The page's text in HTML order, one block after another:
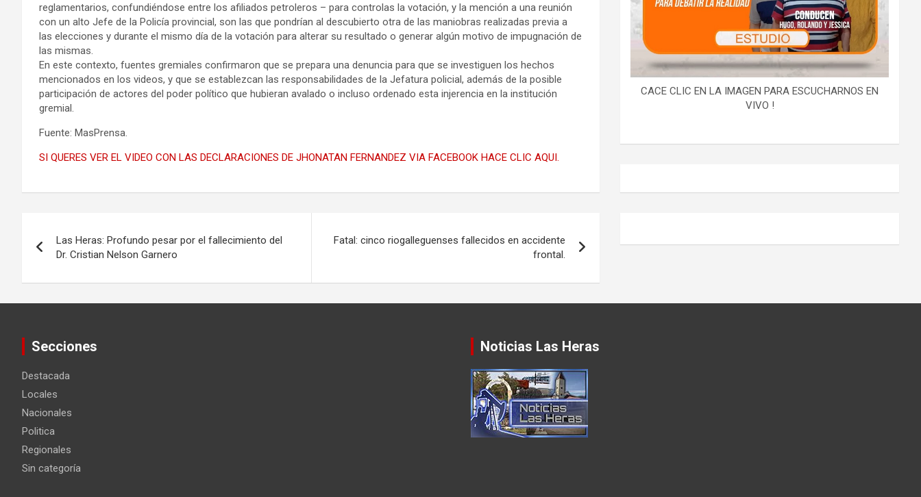
reglamentarios, confundiéndose entre los afiliados petroleros – para controlas la votación, y la mención a una reunión
con un alto Jefe de la Policía provincial, son las que pondrían al descubierto otra de las maniobras realizadas previa a
las elecciones y durante el mismo día de la votación para alterar su resultado o generar algún motivo de impugnación de
las mismas.
En este contexto, fuentes gremiales confirmaron que se prepara una denuncia para que se investiguen los hechos
mencionados en los videos, y que se establezcan las responsabilidades de la Jefatura policial, además de la posible
participación de actores del poder político que hubieran avalado o incluso ordenado esta injerencia en la institución
gremial.
Fuente: MasPrensa.
SI QUERES VER EL VIDEO CON LAS DECLARACIONES DE JHONATAN FERNANDEZ VIA FACEBOOK HACE CLIC AQUI.
de
entradas
Las Heras: Profundo pesar por el fallecimiento del
Dr. Cristian Nelson Garnero
Fatal: cinco riogalleguenses fallecidos en accidente
frontal.
CACE CLIC EN LA IMAGEN PARA ESCUCHARNOS EN
VIVO !
Secciones
Destacada
Locales
Nacionales
Politica
Regionales
Sin categoría
Noticias Las Heras